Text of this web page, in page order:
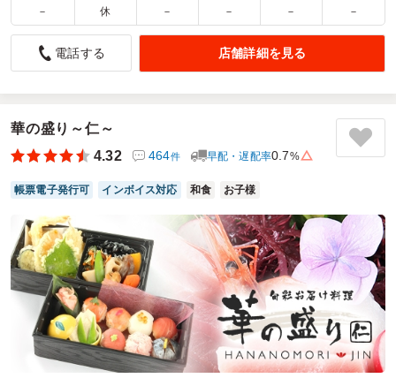
配達、お弁当大満足です
5.0 トヨタ自動車
社内送別会の昼食会で利用しました。
お弁当はとても美味しく、
みなさんに喜んでもらえました。
また、違う種類も頼んでみたいです。
ご利用シーン：懇親会
送別会
参加者の年齢：30代～40代 男女比：女性多め
愛知県豊田市トヨタ町2026/08/01
萬福弁当の口コミをもっと見る
－ 休 － － － －
電話する 店舗詳細を見る
華の盛り～仁～
4.32
464件 早配・遅配率0.7%
帳票電子発行可 インボイス対応 和食 お子様